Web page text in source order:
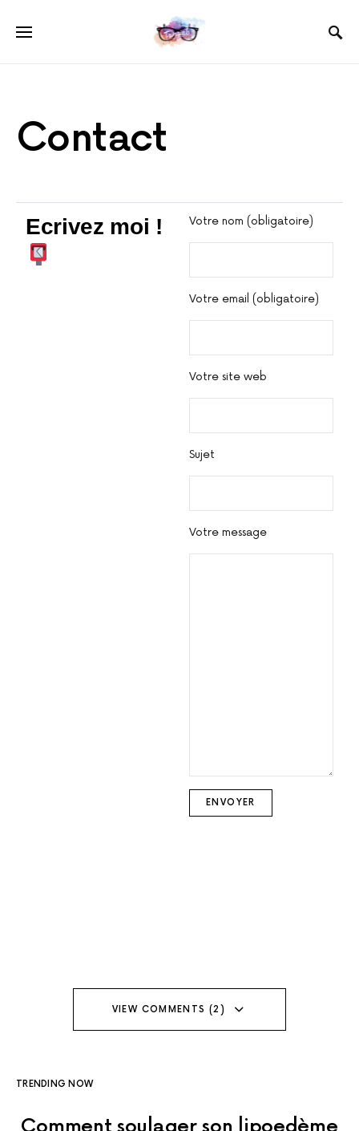
Contact
Ecrivez moi ! Votre nom (obligatoire)
Votre email (obligatoire)
Votre site web
Sujet
Votre message
VIEW COMMENTS (2)
TRENDING NOW